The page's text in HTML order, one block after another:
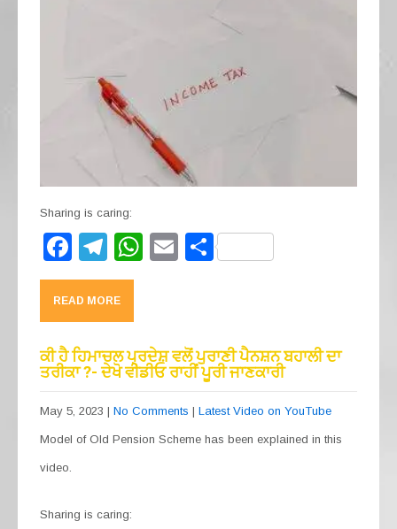
Sharing is caring:
F
a
c
e
b
o
o
k
T
el
e
gr
a
m
W
A
p
p
E S
READ MORE
ਕੀ ਹੈ ਹਿਮਾਚਲ ਪ੍ਰਦੇਸ਼ ਵਲੋਂ ਪੁਰਾਣੀ ਪੈਨਸ਼ਨ ਬਹਾਲੀ ਦਾ
ਤਰੀਕਾ ?- ਦੇਖੋ ਵੀਡੀਓ ਰਾਹੀਂ ਪੂਰੀ ਜਾਣਕਾਰੀ
May 5, 2023 | No Comments | Latest Video on YouTube
Model of Old Pension Scheme has been explained in this
video.
Sharing is caring: